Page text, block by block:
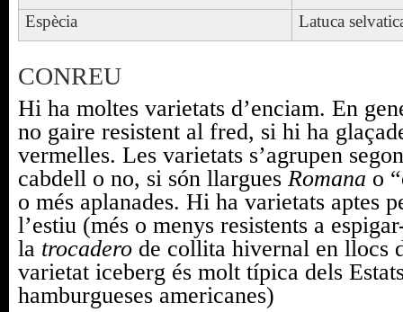
Espècia
Latuca
CONREU
Hi ha moltes varietats d’enciam. En
no gaire resistent al fred, si hi ha
vermelles. Les varietats s’agrupen
cabdell o no, si són llargues Romana o
o més aplanades. Hi ha varietats aptes
l’estiu (més o menys resistents a
la trocadero de collita hivernal en llocs
varietat iceberg és molt típica dels
hamburgueses americanes)